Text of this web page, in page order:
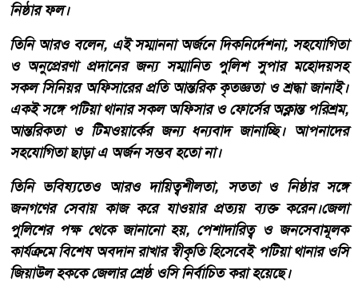
নিষ্ঠার ফল।
তিনি আরও বলেন, এই সম্মাননা অর্জনে দিকনির্দেশনা, সহযোগিতা
ও অনুপ্রেরণা প্রদানের জন্য সম্মানিত পুলিশ সুপার মহোদয়সহ
সকল সিনিয়র অফিসারের প্রতি আন্তরিক কৃতজ্ঞতা ও শ্রদ্ধা জানাই।
একই সঙ্গে পটিয়া থানার সকল অফিসার ও ফোর্সের অক্লান্ত পরিশ্রম,
আন্তরিকতা ও টিমওয়ার্কের জন্য ধন্যবাদ জানাচ্ছি। আপনাদের
সহযোগিতা ছাড়া এ অর্জন সম্ভব হতো না।
তিনি ভবিষ্যতেও আরও দায়িত্বশীলতা, সততা ও নিষ্ঠার সঙ্গে
জনগণের সেবায় কাজ করে যাওয়ার প্রত্যয় ব্যক্ত করেন।জেলা
পুলিশের পক্ষ থেকে জানানো হয়, পেশাদারিত্ব ও জনসেবামূলক
কার্যক্রমে বিশেষ অবদান রাখার স্বীকৃতি হিসেবেই পটিয়া থানার ওসি
জিয়াউল হককে জেলার শ্রেষ্ঠ ওসি নির্বাচিত করা হয়েছে।